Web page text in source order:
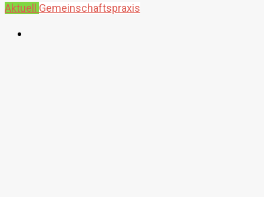
Aktuell Gemeinschaftspraxis